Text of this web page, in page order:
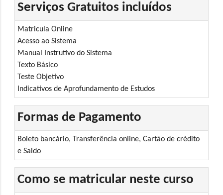
Serviços Gratuitos incluídos
Matricula Online
Acesso ao Sistema
Manual Instrutivo do Sistema
Texto Básico
Teste Objetivo
Indicativos de Aprofundamento de Estudos
Formas de Pagamento
Boleto bancário, Transferência online, Cartão de crédito
e Saldo
Como se matricular neste curso